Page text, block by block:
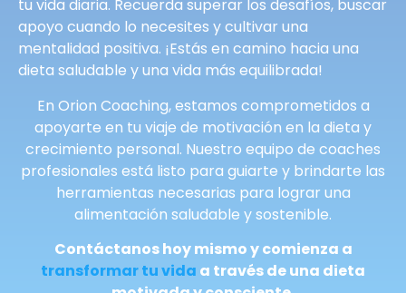
tu vida diaria. Recuerda superar los desafíos, buscar
apoyo cuando lo necesites y cultivar una
mentalidad positiva. ¡Estás en camino hacia una
dieta saludable y una vida más equilibrada!
En Orion Coaching, estamos comprometidos a
apoyarte en tu viaje de motivación en la dieta y
crecimiento personal. Nuestro equipo de coaches
profesionales está listo para guiarte y brindarte las
herramientas necesarias para lograr una
alimentación saludable y sostenible.
Contáctanos hoy mismo y comienza a
transformar tu vida a través de una dieta